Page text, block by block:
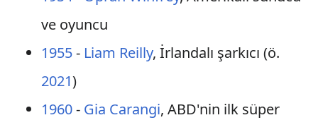
ve oyuncu
1955- Liam Reilly, İrlandalı şarkıcı (ö.
2021)
1960- Gia Carangi, ABD'nin ilk süper